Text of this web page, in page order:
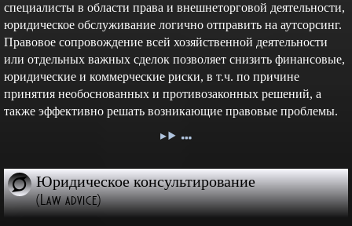
специалисты в области права и внешнеторговой деятельности,
юридическое обслуживание логично отправить на аутсорсинг.
Правовое сопровождение всей хозяйственной деятельности
или отдельных важных сделок позволяет снизить финансовые,
юридические и коммерческие риски, в т.ч. по причине
принятия необоснованных и противозаконных решений, а
также эффективно решать возникающие правовые проблемы.
Юридическое консультирование
(Law advice)